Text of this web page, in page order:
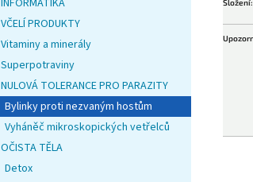
INFORMATIKA
VČELÍ PRODUKTY
Vitaminy a minerály
Superpotraviny
NULOVÁ TOLERANCE PRO PARAZITY
Bylinky proti nezvaným hostům
Vyháněč mikroskopických vetřelců
OČISTA TĚLA
Detox
Složení: